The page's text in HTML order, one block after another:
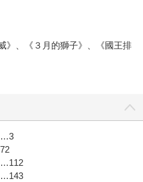
》、《３月的獅子》、《國王排